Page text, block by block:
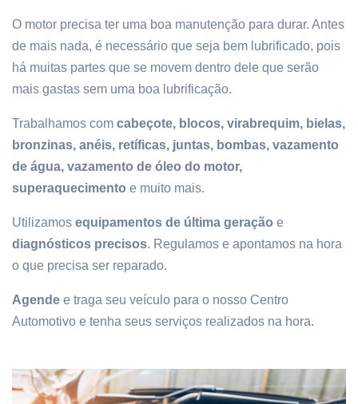
O motor precisa ter uma boa manutenção para durar. Antes
de mais nada, é necessário que seja bem lubrificado, pois
há muitas partes que se movem dentro dele que serão
mais gastas sem uma boa lubrificação.
Trabalhamos com cabeçote, blocos, virabrequim, bielas,
bronzinas, anéis, retíficas, juntas, bombas, vazamento
de água, vazamento de óleo do motor,
superaquecimento e muito mais.
Utilizamos equipamentos de última geração e
diagnósticos precisos. Regulamos e apontamos na hora
o que precisa ser reparado.
Agende e traga seu veículo para o nosso Centro
Automotivo e tenha seus serviços realizados na hora.